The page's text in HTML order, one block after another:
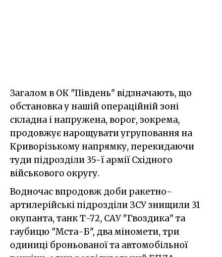
Загалом в ОК "Південь" відзначають, що
обстановка у нашій операційній зоні
складна і напружена, ворог, зокрема,
продовжує нарощувати угруповання на
Криворізькому напрямку, перекидаючи
туди підрозділи 35-ї армії Східного
військового округу.
Водночас впродовж доби ракетно-
артилерійські підрозділи ЗСУ знищили 31
окупанта, танк Т-72, САУ "Гвоздика" та
гаубицю "Мста-Б", два міномети, три
одиниці броньованої та автомобільної